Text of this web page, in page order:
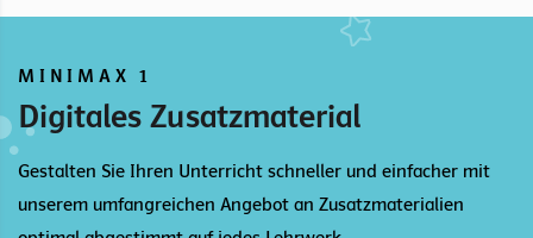
MINIMAX 1
Digitales Zusatzmaterial
Gestalten Sie Ihren Unterricht schneller und einfacher mit
unserem umfangreichen Angebot an Zusatzmaterialien